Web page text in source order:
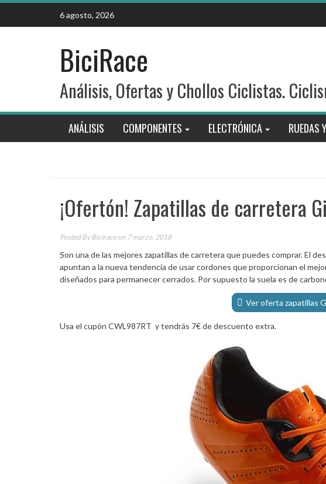
Skip
content
6 agosto, 2026
BiciRace
Análisis, Ofertas y Chollos Ciclistas.
ANÁLISIS COMPONENTES ELECTRÓNICA RUEDAS
¡Ofertón! Zapatillas de carretera
Posted ByBiciraceon 7 marzo, 2018
Son una de las mejores zapatillas de carretera que puedes comprar. El
apuntan a la nueva tendencia de usar cordones que proporcionan el
diseñados para permanecer cerrados. Por supuesto la suela es de
Ver oferta zapatillas
Usa el cupón CWL987RT y tendrás 7€ de descuento extra.